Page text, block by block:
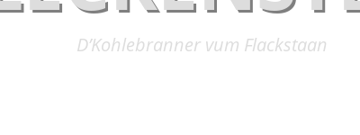
D’Kohlebranner vum Flackstaan